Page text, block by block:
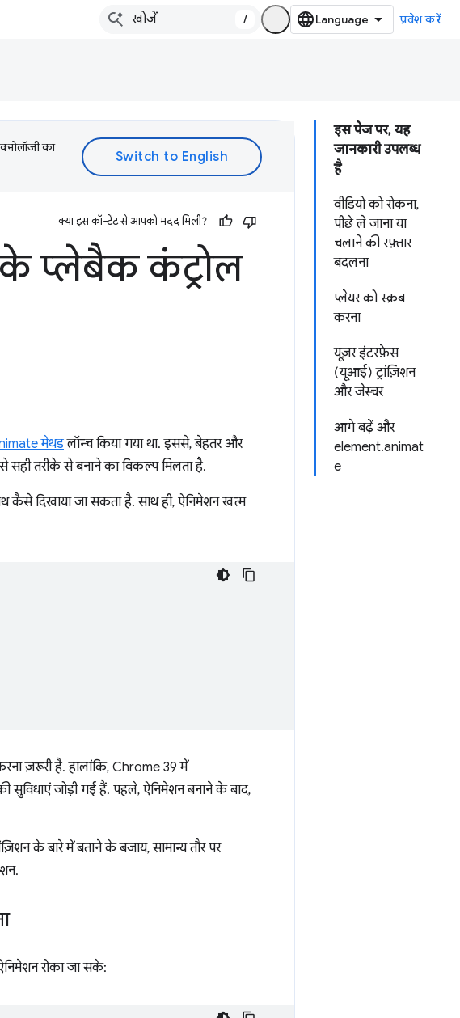
/ प्रवेश करें
इस पेज पर, यह
जानकारी उपलब्ध
है
वीडियो को रोकना,
पीछे ले जाना या
चलाने की रफ़्तार
बदलना
प्लेयर को स्क्रब
करना
यूज़र इंटरफ़ेस
(यूआई) ट्रांज़िशन
और जेस्चर
आगे बढ़ें और
element.animat
e
का
क्या इस कॉन्टेंट से आपको मदद मिली?
प्लेबैक कंट्रोल
मेथडलॉन्च किया गया था. इससे, बेहतर और
तरीके से बनाने का विकल्प मिलता है.
कैसे दिखाया जा सकता है. साथ ही, ऐनिमेशन खत्म
ज़रूरी है. हालांकि, Chrome 39 में
जोड़ी गई हैं. पहले, ऐनिमेशन बनाने के बाद,
के बारे में बताने के बजाय, सामान्य तौर पर
रोका जा सके: